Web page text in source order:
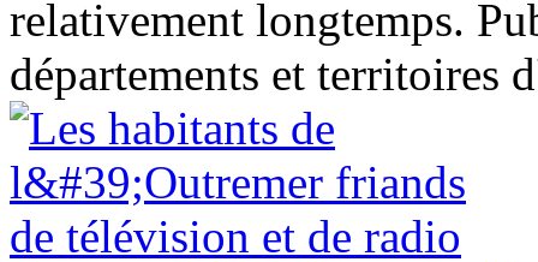
relativement longtemps.
départements et territoires